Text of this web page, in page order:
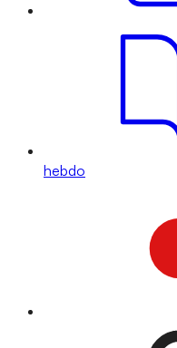
hebdo